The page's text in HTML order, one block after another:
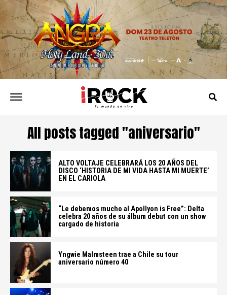
All posts tagged "aniversario"
ALTO VOLTAJE CELEBRARÁ LOS 20 AÑOS DEL
DISCO ‘HISTORIA DE MI VIDA HASTA MI MUERTE’
EN EL CARIOLA
“Le debemos mucho al Apollyon is Free”: Delta
celebra 20 años de su álbum debut con un show
cargado de historia
Yngwie Malmsteen trae a Chile su tour
aniversario número 40